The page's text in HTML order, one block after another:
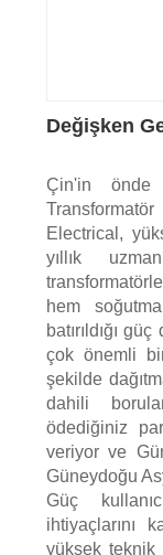
Değişken
Çin'in önde
Electrical,
yıllık
hem
batırıldığı
çok önemli
şekilde
dahili
ödediğiniz
veriyor ve
Güneydoğu
Güç
ihtiyaçlarını
yüksek teknik